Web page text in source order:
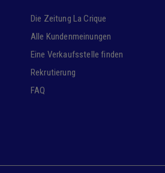
Die Zeitung La Crique
Alle Kundenmeinungen
Eine Verkaufsstelle finden
Rekrutierung
FAQ